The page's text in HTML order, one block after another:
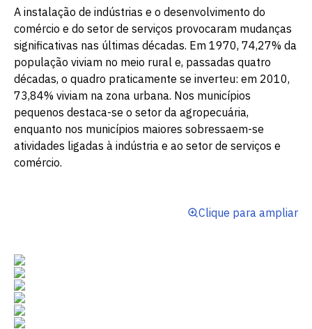
A instalação de indústrias e o desenvolvimento do
comércio e do setor de serviços provocaram mudanças
significativas nas últimas décadas. Em 1970, 74,27% da
população viviam no meio rural e, passadas quatro
décadas, o quadro praticamente se inverteu: em 2010,
73,84% viviam na zona urbana. Nos municípios
pequenos destaca-se o setor da agropecuária,
enquanto nos municípios maiores sobressaem-se
atividades ligadas à indústria e ao setor de serviços e
comércio.
Clique para ampliar
Escolha a vaga que você